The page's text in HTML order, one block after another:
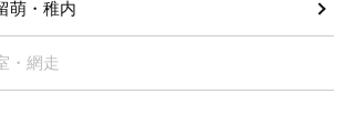
萌・稚内
・網走